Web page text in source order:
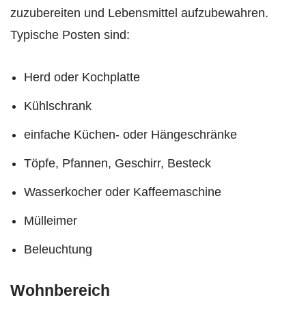
zuzubereiten und Lebensmittel aufzubewahren.
Typische Posten sind:
Herd oder Kochplatte
Kühlschrank
einfache Küchen- oder Hängeschränke
Töpfe, Pfannen, Geschirr, Besteck
Wasserkocher oder Kaffeemaschine
Mülleimer
Beleuchtung
Wohnbereich